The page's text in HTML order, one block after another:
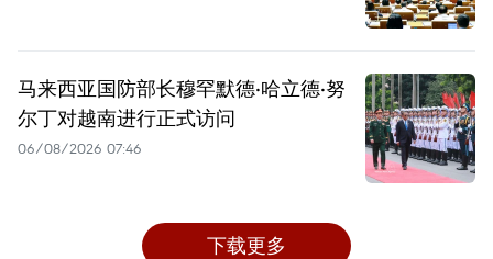
马来西亚国防部长穆罕默德·哈立德·努
尔丁对越南进行正式访问
06/08/2026 07:46
下载更多